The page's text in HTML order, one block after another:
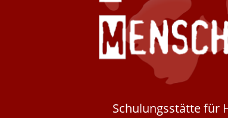
Schulungsstätte für